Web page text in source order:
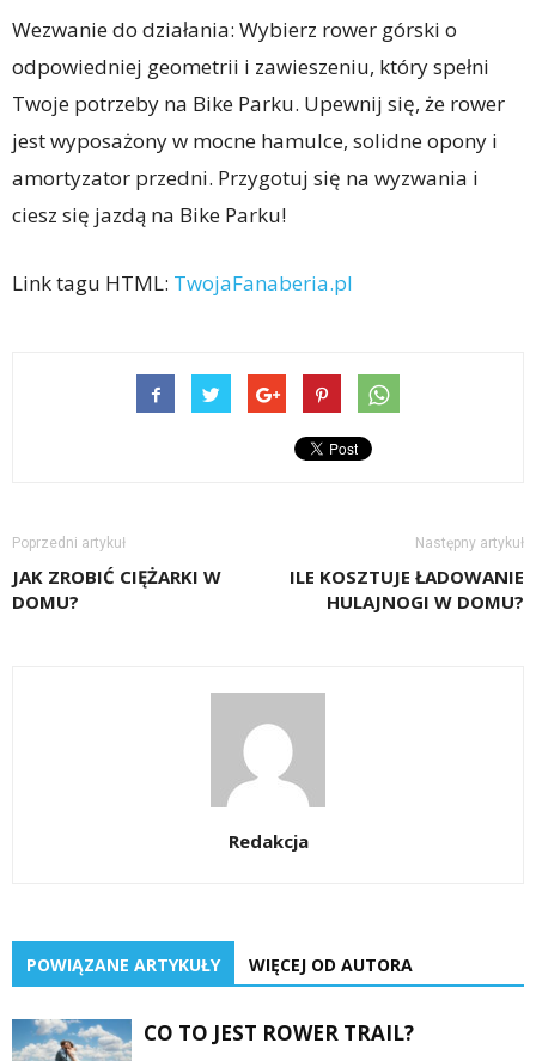
Wezwanie do działania: Wybierz rower górski o
odpowiedniej geometrii i zawieszeniu, który spełni
Twoje potrzeby na Bike Parku. Upewnij się, że rower
jest wyposażony w mocne hamulce, solidne opony i
amortyzator przedni. Przygotuj się na wyzwania i
ciesz się jazdą na Bike Parku!
Link tagu HTML: TwojaFanaberia.pl
Poprzedni artykuł
JAK ZROBIĆ CIĘŻARKI W
DOMU?
Następny artykuł
ILE KOSZTUJE ŁADOWANIE
HULAJNOGI W DOMU?
Redakcja
POWIĄZANE ARTYKUŁY WIĘCEJ OD AUTORA
CO TO JEST ROWER TRAIL?